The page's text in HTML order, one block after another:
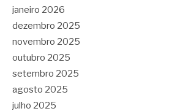
janeiro 2026
dezembro 2025
novembro 2025
outubro 2025
setembro 2025
agosto 2025
julho 2025